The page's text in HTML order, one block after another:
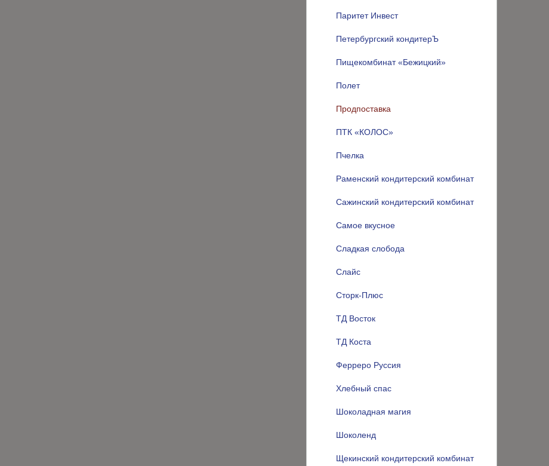
Паритет Инвест
Петербургский кондитерЪ
Пищекомбинат «Бежицкий»
Полет
Продпоставка
ПТК «КОЛОС»
Пчелка
Раменский кондитерский комбинат
Сажинский кондитерский комбинат
Самое вкусное
Сладкая слобода
Слайс
Сторк-Плюс
ТД Восток
ТД Коста
Ферреро Руссия
Хлебный спас
Шоколадная магия
Шоколенд
Щекинский кондитерский комбинат